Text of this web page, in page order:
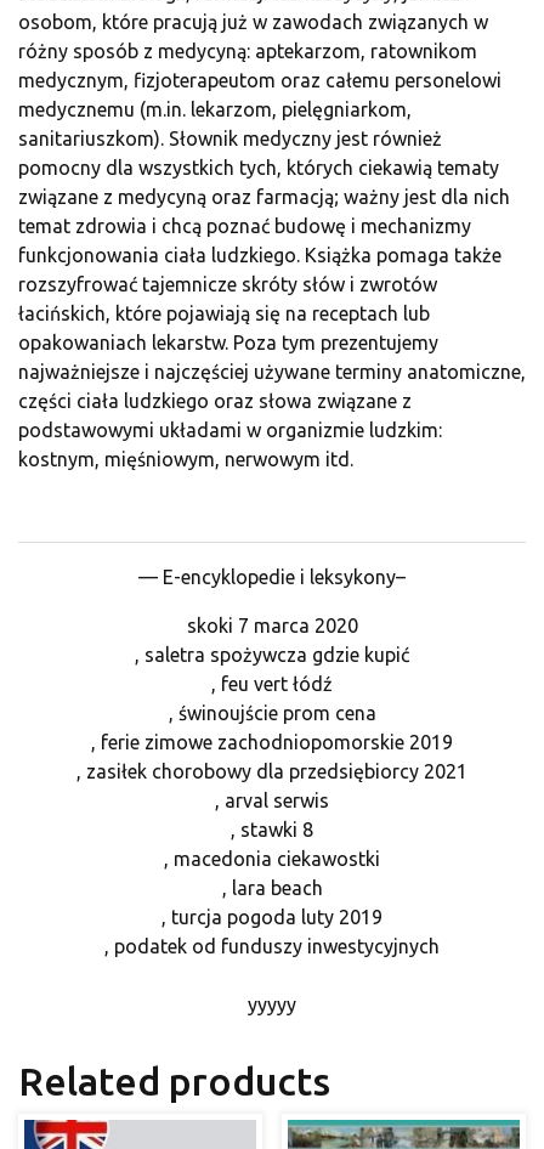
osobom, które pracują już w zawodach związanych w
różny sposób z medycyną: aptekarzom, ratownikom
medycznym, fizjoterapeutom oraz całemu personelowi
medycznemu (m.in. lekarzom, pielęgniarkom,
sanitariuszkom). Słownik medyczny jest również
pomocny dla wszystkich tych, których ciekawią tematy
związane z medycyną oraz farmacją; ważny jest dla nich
temat zdrowia i chcą poznać budowę i mechanizmy
funkcjonowania ciała ludzkiego. Książka pomaga także
rozszyfrować tajemnicze skróty słów i zwrotów
łacińskich, które pojawiają się na receptach lub
opakowaniach lekarstw. Poza tym prezentujemy
najważniejsze i najczęściej używane terminy anatomiczne,
części ciała ludzkiego oraz słowa związane z
podstawowymi układami w organizmie ludzkim:
kostnym, mięśniowym, nerwowym itd.
— E-encyklopedie i leksykony–
skoki 7 marca 2020
, saletra spożywcza gdzie kupić
, feu vert łódź
, świnoujście prom cena
, ferie zimowe zachodniopomorskie 2019
, zasiłek chorobowy dla przedsiębiorcy 2021
, arval serwis
, stawki 8
, macedonia ciekawostki
, lara beach
, turcja pogoda luty 2019
, podatek od funduszy inwestycyjnych
yyyyy
Related products